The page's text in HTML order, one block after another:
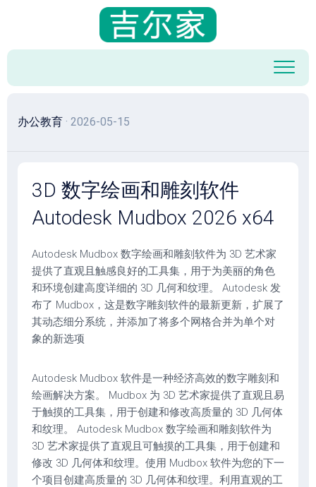
容
办公教育 · 2026-05-15
3D 数字绘画和雕刻软件
Autodesk Mudbox 2026 x64
Autodesk Mudbox 数字绘画和雕刻软件为 3D 艺术家
提供了直观且触感良好的工具集，用于为美丽的角色
和环境创建高度详细的 3D 几何和纹理。 Autodesk 发
布了 Mudbox，这是数字雕刻软件的最新更新，扩展了
其动态细分系统，并添加了将多个网格合并为单个对
象的新选项
Autodesk Mudbox 软件是一种经济高效的数字雕刻和
绘画解决方案。 Mudbox 为 3D 艺术家提供了直观且易
于触摸的工具集，用于创建和修改高质量的 3D 几何体
和纹理。 Autodesk Mudbox 数字绘画和雕刻软件为
3D 艺术家提供了直观且可触摸的工具集，用于创建和
修改 3D 几何体和纹理。使用 Mudbox 软件为您的下一
个项目创建高质量的 3D 几何体和纹理。利用直观的工